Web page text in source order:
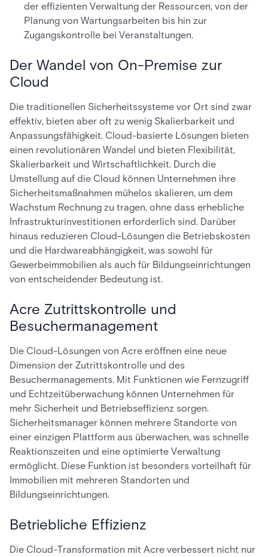
der effizienten Verwaltung der Ressourcen, von der
Planung von Wartungsarbeiten bis hin zur
Zugangskontrolle bei Veranstaltungen.
Der Wandel von On-Premise zur
Cloud
Die traditionellen Sicherheitssysteme vor Ort sind zwar
effektiv, bieten aber oft zu wenig Skalierbarkeit und
Anpassungsfähigkeit. Cloud-basierte Lösungen bieten
einen revolutionären Wandel und bieten Flexibilität,
Skalierbarkeit und Wirtschaftlichkeit. Durch die
Umstellung auf die Cloud können Unternehmen ihre
Sicherheitsmaßnahmen mühelos skalieren, um dem
Wachstum Rechnung zu tragen, ohne dass erhebliche
Infrastrukturinvestitionen erforderlich sind. Darüber
hinaus reduzieren Cloud-Lösungen die Betriebskosten
und die Hardwareabhängigkeit, was sowohl für
Gewerbeimmobilien als auch für Bildungseinrichtungen
von entscheidender Bedeutung ist.
Acre Zutrittskontrolle und
Besuchermanagement
Die Cloud-Lösungen von Acre eröffnen eine neue
Dimension der Zutrittskontrolle und des
Besuchermanagements. Mit Funktionen wie Fernzugriff
und Echtzeitüberwachung können Unternehmen für
mehr Sicherheit und Betriebseffizienz sorgen.
Sicherheitsmanager können mehrere Standorte von
einer einzigen Plattform aus überwachen, was schnelle
Reaktionszeiten und eine optimierte Verwaltung
ermöglicht. Diese Funktion ist besonders vorteilhaft für
Immobilien mit mehreren Standorten und
Bildungseinrichtungen.
Betriebliche Effizienz
Die Cloud-Transformation mit Acre verbessert nicht nur